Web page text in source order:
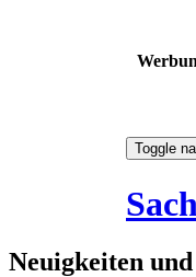
Toggle
Neuigkeiten